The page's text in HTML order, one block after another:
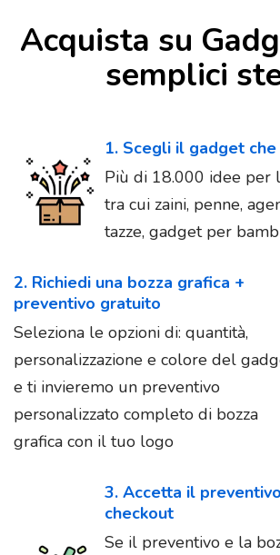
Acquista su
semplici
1. Scegli il gadget
Più di 18.000 idee per
tra cui zaini, penne,
tazze, gadget per
2. Richiedi una bozza grafica +
preventivo gratuito
Seleziona le opzioni di: quantità,
personalizzazione e colore del
e ti invieremo un preventivo
personalizzato completo di bozza
grafica con il tuo logo
3. Accetta il
checkout
Se il preventivo e la